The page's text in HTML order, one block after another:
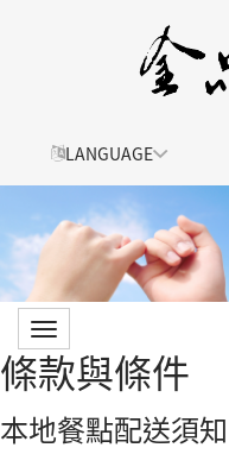
LANGUAGE
條款與條件
本地餐點配送須知